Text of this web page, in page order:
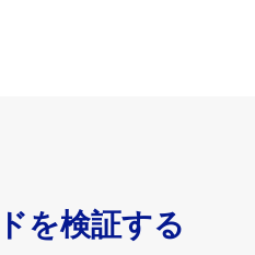
を検証する